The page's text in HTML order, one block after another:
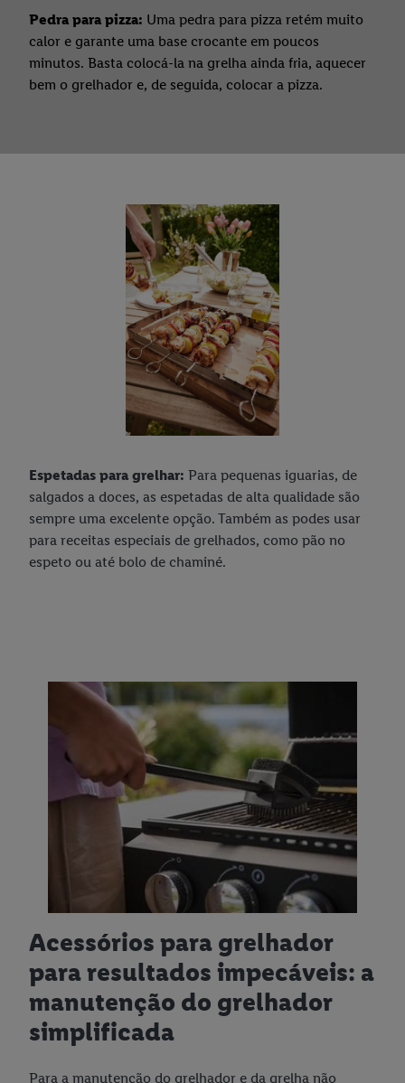
Pedra para pizza: Uma pedra para pizza retém muito
calor e garante uma base crocante em poucos
minutos. Basta colocá-la na grelha ainda fria, aquecer
bem o grelhador e, de seguida, colocar a pizza.
Espetadas para grelhar: Para pequenas iguarias, de
salgados a doces, as espetadas de alta qualidade são
sempre uma excelente opção. Também as podes usar
para receitas especiais de grelhados, como pão no
espeto ou até bolo de chaminé.
Acessórios para grelhador
para resultados impecáveis: a
manutenção do grelhador
simplificada
Para a manutenção do grelhador e da grelha não
mais informações, incluindo sobre o prazo de conservação dos
dados e o direito de retirar o seu consentimento em qualquer
altura, com efeitos para o futuro, consulte a nossa
Pode consultar a nossa ficha técnica aqui.